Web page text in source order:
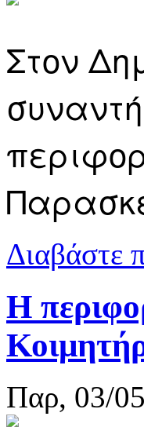
Στον
Διαβάστε
Η
Παρ, 03/